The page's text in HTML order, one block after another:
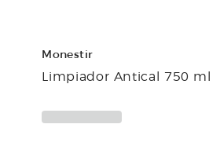
Monestir
Limpiador Antical 750 ml